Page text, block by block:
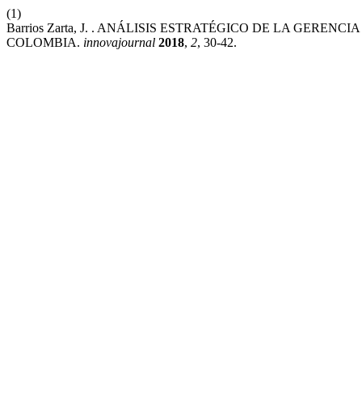
(1)
Barrios Zarta, J. . ANÁLISIS ESTRATÉGICO DE LA
COLOMBIA. innovajournal 2018, 2, 30-42.